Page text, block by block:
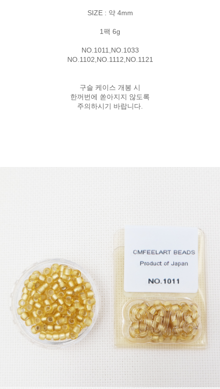
SIZE : 약 4mm
1팩 6g
NO.1011,NO.1033
NO.1102,NO.1112,NO.1121
구슬 케이스 개봉 시
한꺼번에 쏟아지지 않도록
주의하시기 바랍니다.